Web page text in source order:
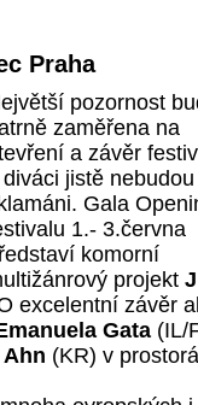
Praha
pozornost
zaměřena na
a závěr
jistě nebudou
Gala
1.- 3.června
komorní
projekt
excelentní závěr
Gata (IL/
Ahn (KR) v